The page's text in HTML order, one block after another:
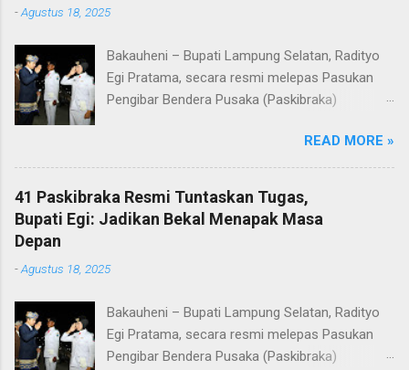
-Agustus 18, 2025
Bakauheni – Bupati Lampung Selatan, Radityo
Egi Pratama, secara resmi melepas Pasukan
Pengibar Bendera Pusaka (Paskibraka)
Pelepasan dilakukan usai upacara penurunan
bendera di Lapangan Menara Siger, Bakauheni,
Minggu malam (17/8/2025). Sebanyak 41
anggota Paskibraka yang sebelumnya sukses
mengibarkan Sang Saka Merah Putih pada
Indonesia di Kabupaten Lampung Selatan, kini
dengan penuh apresiasi atas dedikasi, disiplin,
dan semangat kebangsaan yang ditunjukkan
sepanjang rangkaian acara. Dalam
READ MORE »
41 Paskibraka Resmi Tuntaskan Tugas,
Bupati Egi: Jadikan Bekal Menapak Masa
Depan
-Agustus 18, 2025
Bakauheni – Bupati Lampung Selatan, Radityo
Egi Pratama, secara resmi melepas Pasukan
Pengibar Bendera Pusaka (Paskibraka)